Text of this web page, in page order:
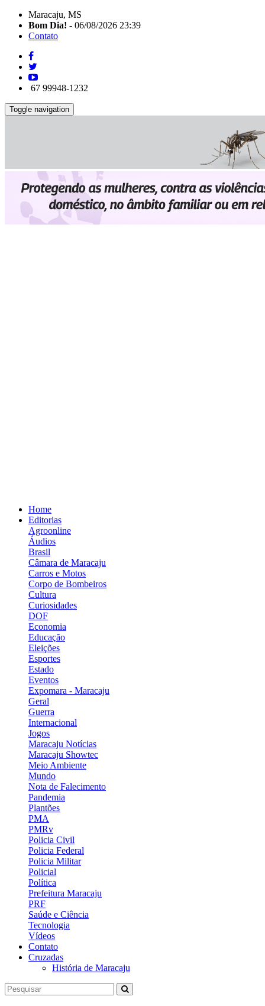
Maracaju, MS
Bom Dia! - 06/08/2026 23:39
Contato
67 99948-1232
Toggle navigation
Home
Editorias
Agroonline
Áudios
Brasil
Câmara de Maracaju
Carros e Motos
Corpo de Bombeiros
Cultura
Curiosidades
DOF
Economia
Educação
Eleições
Esportes
Estado
Eventos
Expomara - Maracaju
Geral
Guerra
Internacional
Jogos
Maracaju Notícias
Maracaju Showtec
Meio Ambiente
Mundo
Nota de Falecimento
Pandemia
Plantões
PMA
PMRv
Policia Civil
Policia Federal
Policia Militar
Policial
Política
Prefeitura Maracaju
PRF
Saúde e Ciência
Tecnologia
Vídeos
Contato
Cruzadas
História de Maracaju